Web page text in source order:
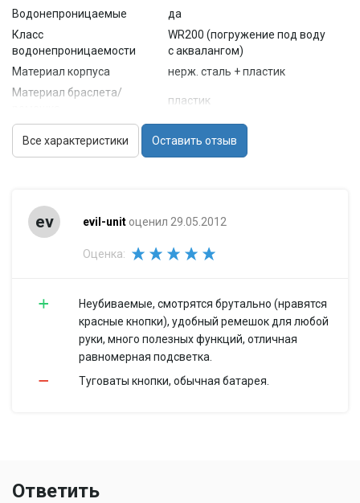
Водонепроницаемые
да
Класс
водонепроницаемости
WR200 (погружение под воду
с аквалангом)
Материал корпуса
нерж. сталь + пластик
Материал браслета/
пластик
Стекло
Габариты (ШхВхТ)
Точность хода
Отображение даты
Дополнительные
будильник (количество
Все характеристики Оставить отзыв
ev evil-unit оценил 29.05.2012
Оценка:
Неубиваемые, смотрятся брутально (нравятся
красные кнопки), удобный ремешок для любой
руки, много полезных функций, отличная
равномерная подсветка.
Туговаты кнопки, обычная батарея.
Ответить